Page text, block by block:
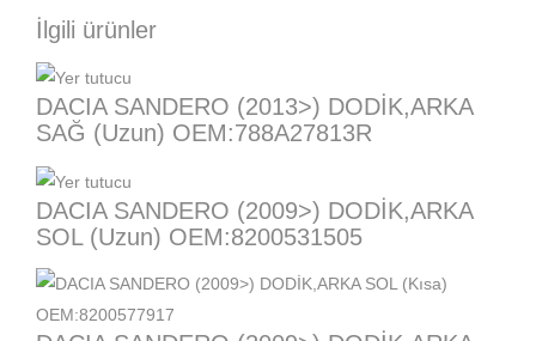
İlgili ürünler
DACIA SANDERO (2013>) DODİK,ARKA
SAĞ (Uzun) OEM:788A27813R
DACIA SANDERO (2009>) DODİK,ARKA
SOL (Uzun) OEM:8200531505